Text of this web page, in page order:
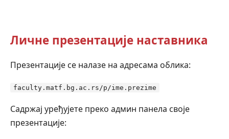
Личне презентације наставника
Презентације се налазе на адресама облика:
faculty.matf.bg.ac.rs/p/ime.prezime
Садржај уређујете преко админ панела своје
презентације: